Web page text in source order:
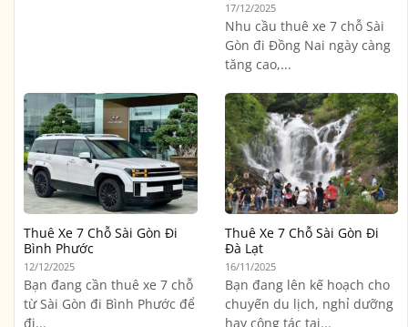
17/12/2025
Nhu cầu thuê xe 7 chỗ Sài
Gòn đi Đồng Nai ngày càng
tăng cao,...
Thuê Xe 7 Chỗ Sài Gòn Đi
Bình Phước
12/12/2025
Bạn đang cần thuê xe 7 chỗ
từ Sài Gòn đi Bình Phước để
đi...
Thuê Xe 7 Chỗ Sài Gòn Đi
Đà Lạt
16/11/2025
Bạn đang lên kế hoạch cho
chuyến du lịch, nghỉ dưỡng
hay công tác tại...